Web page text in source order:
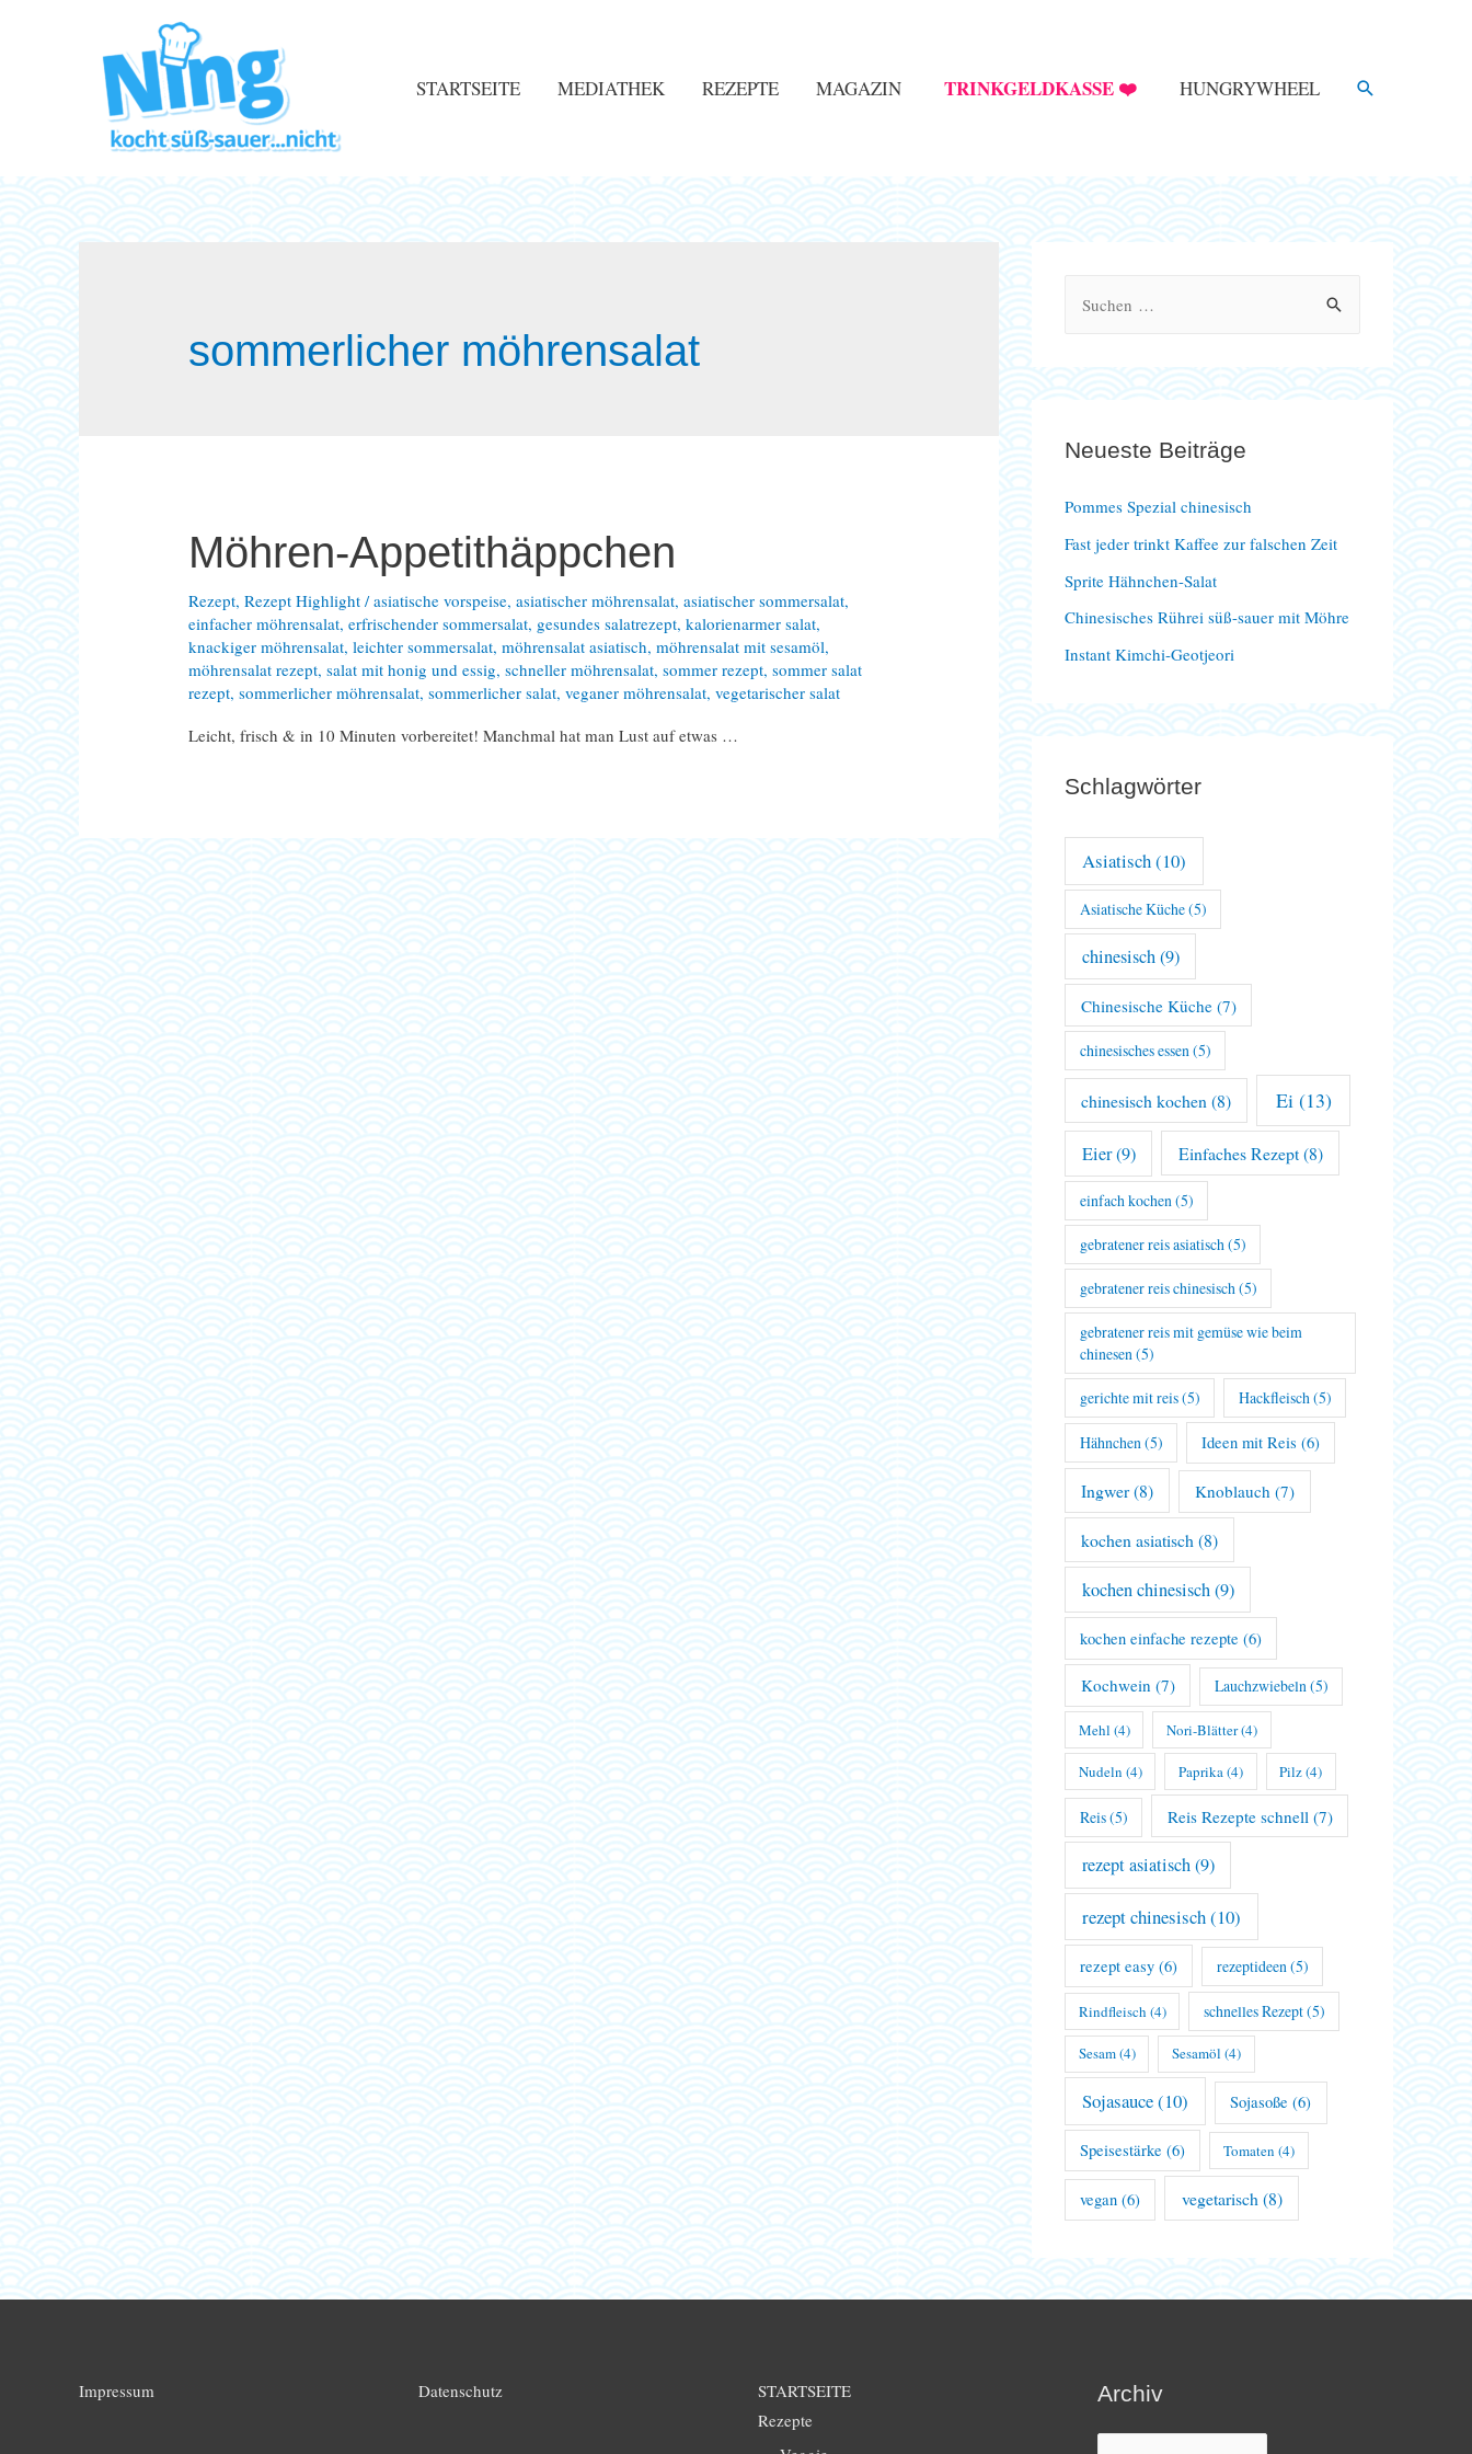
STARTSEITE MEDIATHEK REZEPTE MAGAZIN TRINKGELDKASSE ❤️ HUNGRYWHEEL SUCHE
sommerlicher möhrensalat
Möhren-Appetithäppchen
Rezept,Rezept Highlight /asiatische vorspeise,asiatischer möhrensalat,asiatischer sommersalat,
einfacher möhrensalat,erfrischender sommersalat, gesundes salatrezept,kalorienarmer salat,
knackiger möhrensalat,leichter sommersalat,möhrensalat asiatisch,möhrensalat mit sesamöl,
möhrensalat rezept,salat mit honig und essig,schneller möhrensalat,sommer rezept,sommer salat
rezept,sommerlicher möhrensalat,sommerlicher salat,veganer möhrensalat,vegetarischer salat
Leicht, frisch & in 10 Minuten vorbereitet! Manchmal hat man Lust auf etwas …
n
c
h
:
Neueste Beiträge
Pommes Spezial chinesisch
Fast jeder trinkt Kaffee zur falschen Zeit
Sprite Hähnchen-Salat
Chinesisches Rührei süß-sauer mit Möhre
Instant Kimchi-Geotjeori
Schlagwörter
Asiatisch(10)
Asiatische Küche(5)
chinesisch(9)
Chinesische Küche(7)
chinesisches essen(5)
chinesisch kochen (8) Ei(13)
Eier(9) Einfaches Rezept(8)
einfach kochen(5)
gebratener reis asiatisch(5)
gebratener reis chinesisch(5)
gebratener reis mit gemüse wie beim
chinesen(5)
gerichte mit reis(5) Hackfleisch (5)
Hähnchen(5) Ideen mit Reis (6)
Ingwer(8) Knoblauch (7)
kochen asiatisch (8)
kochen chinesisch(9)
kochen einfache rezepte (6)
Kochwein(7) Lauchzwiebeln(5)
Mehl (4) Nori-Blätter(4)
Nudeln (4) Paprika (4) Pilz(4)
Reis(5) Reis Rezepte schnell (7)
rezept asiatisch(9)
rezept chinesisch(10)
rezept easy (6) rezeptideen (5)
Rindfleisch (4) schnelles Rezept(5)
Sesam(4) Sesamöl (4)
Sojasauce(10) Sojasoße (6)
Speisestärke (6) Tomaten (4)
vegan (6) vegetarisch (8)
Impressum Datenschutz
STARTSEITE
Rezepte
Archiv